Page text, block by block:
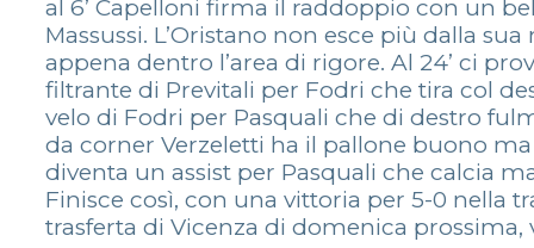
al 6’ Capelloni firma il raddoppio con un
Massussi. L’Oristano non esce più dalla
appena dentro l’area di rigore. Al 24’ ci
filtrante di Previtali per Fodri che tira col
velo di Fodri per Pasquali che di destro
da corner Verzeletti ha il pallone buono
diventa un assist per Pasquali che calcia
Finisce così, con una vittoria per 5-0 nella
trasferta di Vicenza di domenica